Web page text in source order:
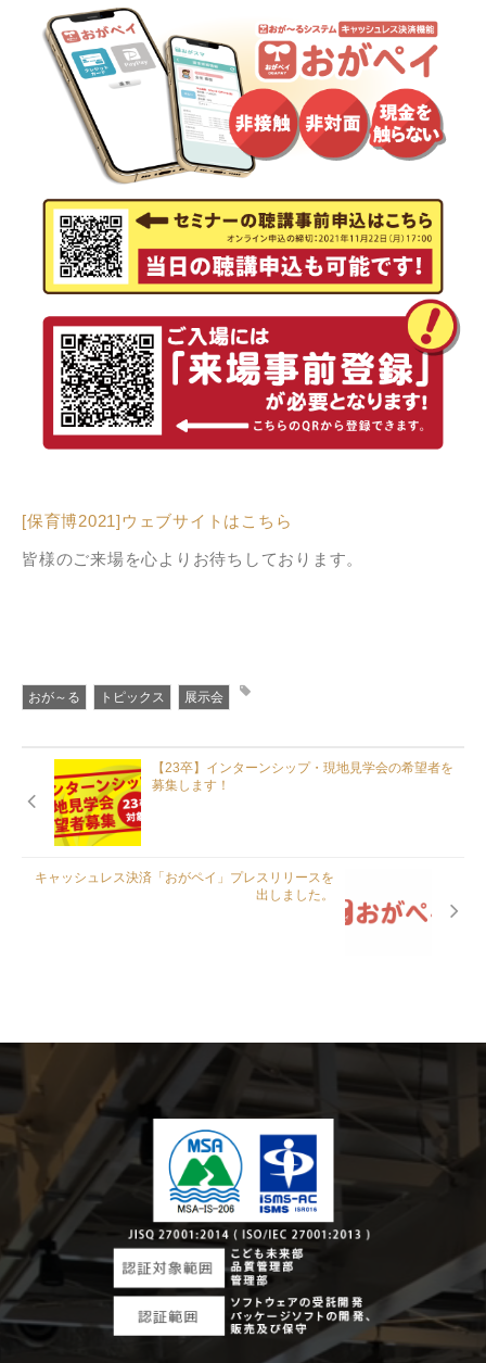
[保育博2021]ウェブサイトはこちら
皆様のご来場を心よりお待ちしております。
おが～る トピックス 展示会
【23卒】インターンシップ・現地見学会の希望者を
募集します！
キャッシュレス決済「おがペイ」プレスリリースを
出しました。